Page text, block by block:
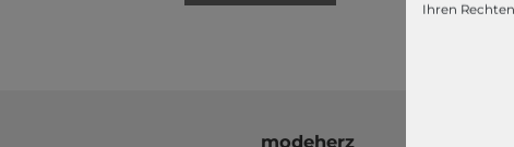
modeherz
Ihren